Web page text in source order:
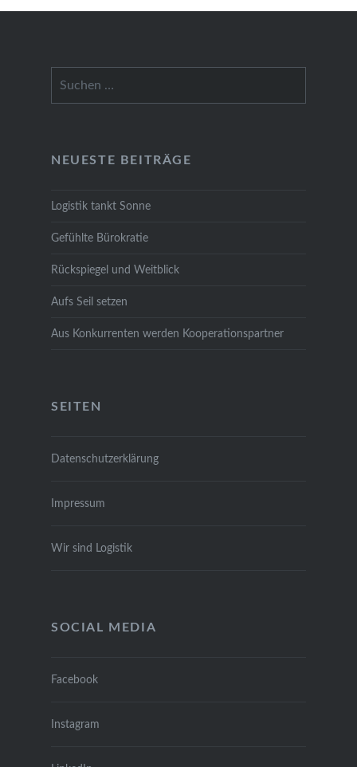
NEU­ES­TE BEI­TRÄ­GE
Logis­tik tankt Son­ne
Gefühl­te Büro­kra­tie
Rück­spie­gel und Weit­blick
Aufs Seil set­zen
Aus Kon­kur­ren­ten wer­den Koope­ra­ti­ons­part­ner
SEI­TEN
Daten­schutz­er­klä­rung
Impres­sum
Wir sind Logis­tik
SOCIAL MEDIA
Face­book
Insta­gram